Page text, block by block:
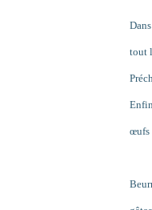
tout
œufs